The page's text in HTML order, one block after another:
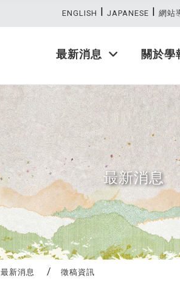
最新消息 關於學
ENGLISH | JAPANESE | 網站
最新消息
最新消息 徵稿資訊